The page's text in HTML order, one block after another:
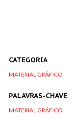
CATEGORIA
MATERIAL GRÁFICO
PALAVRAS-CHAVE
MATERIAL GRÁFICO